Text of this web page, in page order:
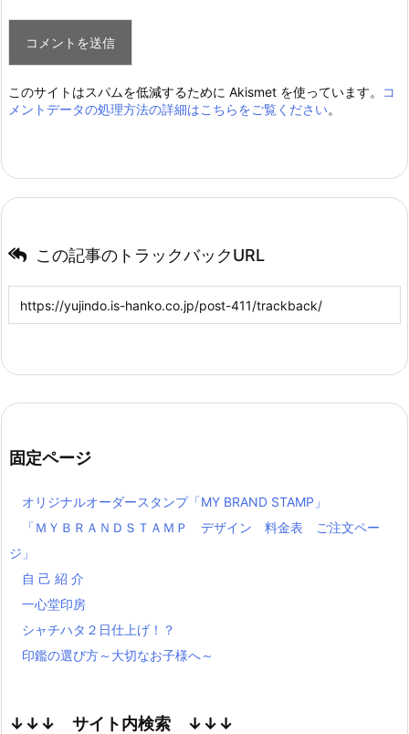
このサイトはスパムを低減するために Akismet を使っています。
コ
メントデータの処理方法の詳細はこちらをご覧ください。
この記事のトラックバックURL
固定ページ
オリジナルオーダースタンプ「MY BRAND STAMP」
「ＭＹＢＲＡＮＤＳＴＡＭＰ デザイン 料金表 ご注文ペー
ジ」
自 己 紹 介
一心堂印房
シャチハタ２日仕上げ！？
印鑑の選び方～大切なお子様へ～
↓↓↓ サイト内検索 ↓↓↓